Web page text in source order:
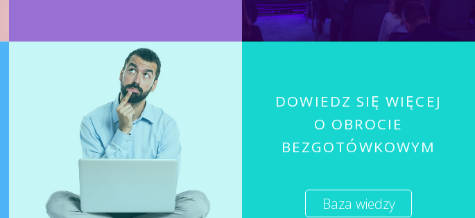
DOWIEDZ SIĘ WIĘCEJ
O OBROCIE
BEZGOTÓWKOWYM
Baza wiedzy